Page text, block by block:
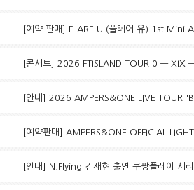
[예약 판매] FLARE U (플레어 유) 1st Mini
[콘서트] 2026 FTISLAND TOUR 0 — XIX
[안내] 2026 AMPERS&ONE LIVE TOUR
[예약판매] AMPERS&ONE OFFICIAL
[안내] N.Flying 김재현 출연 쿠팡플레이 시